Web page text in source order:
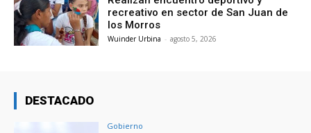
recreativo en sector de San Juan de
los Morros
Wuinder Urbina - agosto 5, 2026
DESTACADO
Gobierno